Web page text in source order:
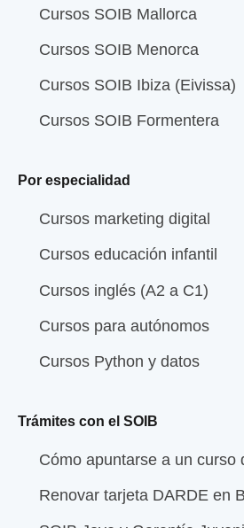
Cursos SOIB Mallorca
Cursos SOIB Menorca
Cursos SOIB Ibiza (Eivissa)
Cursos SOIB Formentera
Por especialidad
Cursos marketing digital
Cursos educación infantil
Cursos inglés (A2 a C1)
Cursos para autónomos
Cursos Python y datos
Trámites con el SOIB
Cómo apuntarse a un curso
Renovar tarjeta DARDE en